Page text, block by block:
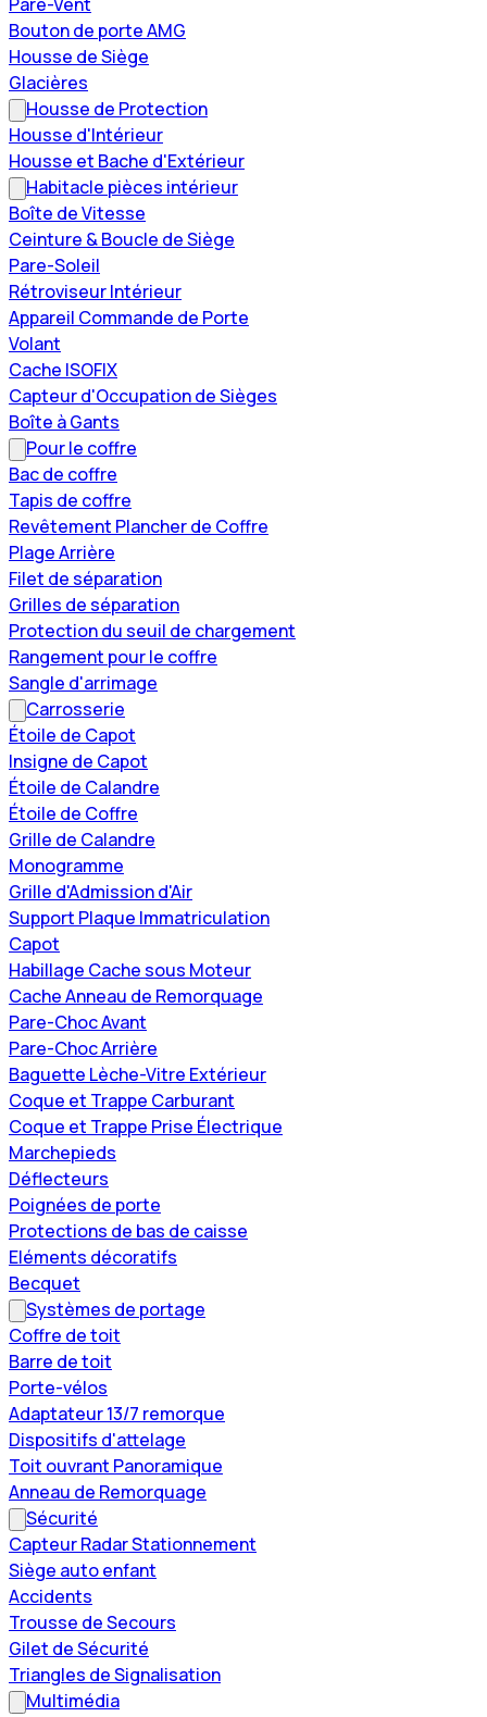
Bouton de porte AMG
Housse de Siège
Glacières
Housse de Protection
Housse d'Intérieur
Housse et Bache d'Extérieur
Habitacle pièces intérieur
Boîte de Vitesse
Ceinture & Boucle de Siège
Pare-Soleil
Rétroviseur Intérieur
Appareil Commande de Porte
Volant
Cache ISOFIX
Capteur d'Occupation de Sièges
Boîte à Gants
Pour le coffre
Bac de coffre
Tapis de coffre
Revêtement Plancher de Coffre
Plage Arrière
Filet de séparation
Grilles de séparation
Protection du seuil de chargement
Rangement pour le coffre
Sangle d'arrimage
Carrosserie
Étoile de Capot
Insigne de Capot
Étoile de Calandre
Étoile de Coffre
Grille de Calandre
Monogramme
Grille d'Admission d'Air
Support Plaque Immatriculation
Capot
Habillage Cache sous Moteur
Cache Anneau de Remorquage
Pare-Choc Avant
Pare-Choc Arrière
Baguette Lèche-Vitre Extérieur
Coque et Trappe Carburant
Coque et Trappe Prise Électrique
Marchepieds
Déflecteurs
Poignées de porte
Protections de bas de caisse
Eléments décoratifs
Becquet
Systèmes de portage
Coffre de toit
Barre de toit
Porte-vélos
Adaptateur 13/7 remorque
Dispositifs d'attelage
Toit ouvrant Panoramique
Anneau de Remorquage
Sécurité
Capteur Radar Stationnement
Siège auto enfant
Accidents
Trousse de Secours
Gilet de Sécurité
Triangles de Signalisation
Multimédia